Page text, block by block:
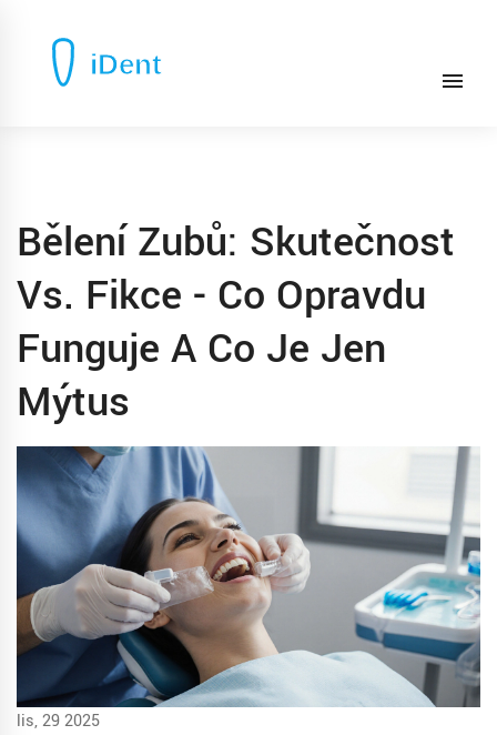
Bělení Zubů: Skutečnost
Vs. Fikce - Co Opravdu
Funguje A Co Je Jen
Mýtus
lis, 29 2025